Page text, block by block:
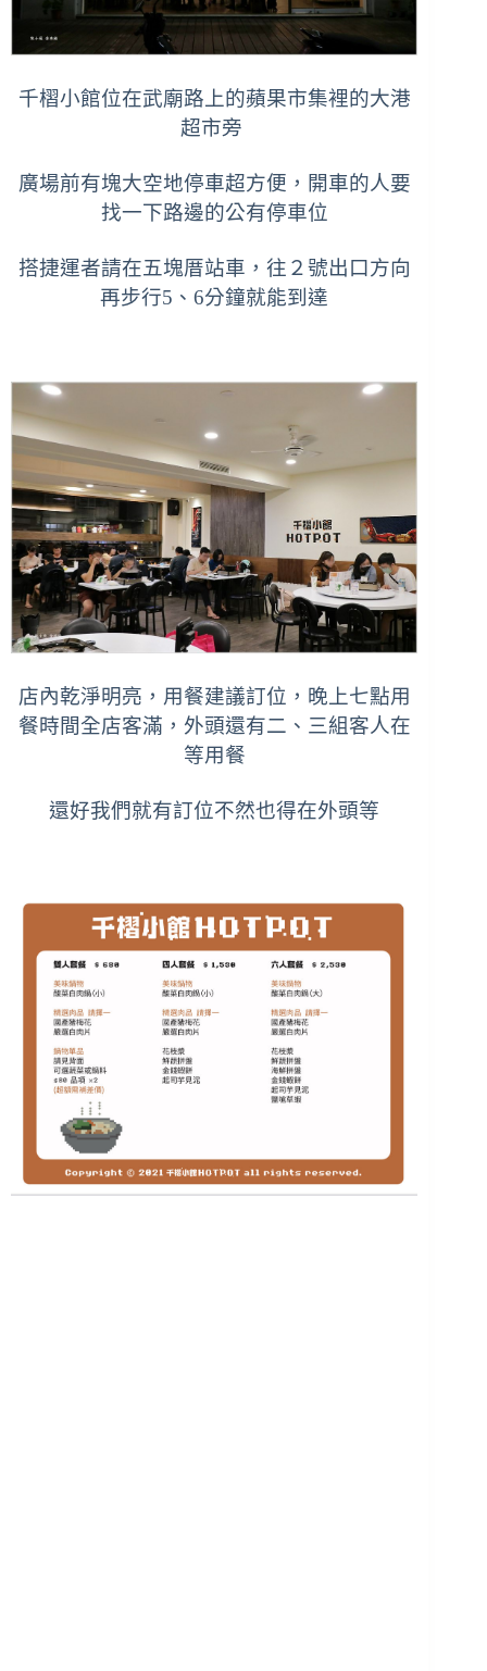
千槢小館位在武廟路上的蘋果市集裡的大港
超市旁
廣場前有塊大空地停車超方便，開車的人要
找一下路邊的公有停車位
搭捷運者請在五塊厝站車，往２號出口方向
再步行5、6分鐘就能到達
店內乾淨明亮，用餐建議訂位， 晚上七點用
餐時間全店客滿，外頭還有二、三組客人在
等用餐
還好我們就有訂位不然也得在外頭等